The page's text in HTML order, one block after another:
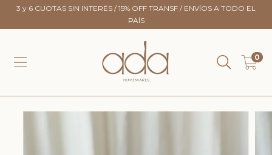
3 y 6 CUOTAS SIN INTERÉS / 15% OFF TRANSF / ENVÍOS A TODO EL
PAÍS
0